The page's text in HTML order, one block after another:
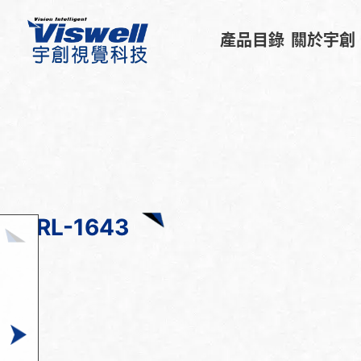
產品目錄 關於宇創
RL-1643